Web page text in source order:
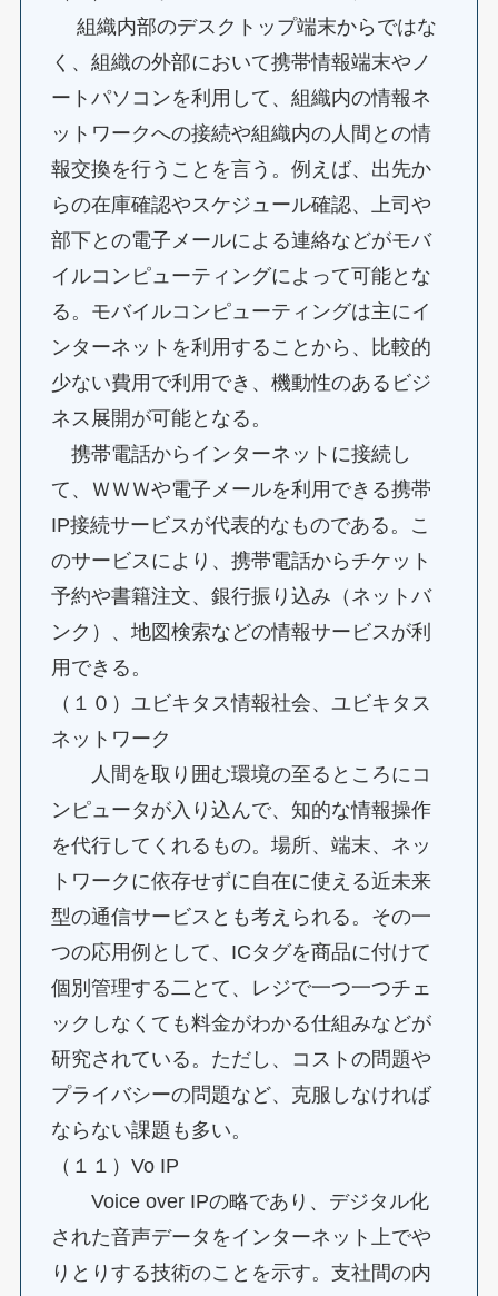
組織内部のデスクトップ端末からではな
く、組織の外部において携帯情報端末やノ
ートパソコンを利用して、組織内の情報ネ
ットワークへの接続や組織内の人間との情
報交換を行うことを言う。例えば、出先か
らの在庫確認やスケジュール確認、上司や
部下との電子メールによる連絡などがモバ
イルコンピューティングによって可能とな
る。モバイルコンピューティングは主にイ
ンターネットを利用することから、比較的
少ない費用で利用でき、機動性のあるビジ
ネス展開が可能となる。
携帯電話からインターネットに接続し
て、ＷＷＷや電子メールを利用できる携帯
IP接続サービスが代表的なものである。こ
のサービスにより、携帯電話からチケット
予約や書籍注文、銀行振り込み（ネットバ
ンク）、地図検索などの情報サービスが利
用できる。
（１０）ユビキタス情報社会、ユビキタス
ネットワーク
人間を取り囲む環境の至るところにコ
ンピュータが入り込んで、知的な情報操作
を代行してくれるもの。場所、端末、ネッ
トワークに依存せずに自在に使える近未来
型の通信サービスとも考えられる。その一
つの応用例として、ICタグを商品に付けて
個別管理する二とて、レジで一つ一つチェ
ックしなくても料金がわかる仕組みなどが
研究されている。ただし、コストの問題や
プライバシーの問題など、克服しなければ
ならない課題も多い。
（１１）Vo IP
Voice over IPの略であり、デジタル化
された音声データをインターネット上でや
りとりする技術のことを示す。支社間の内